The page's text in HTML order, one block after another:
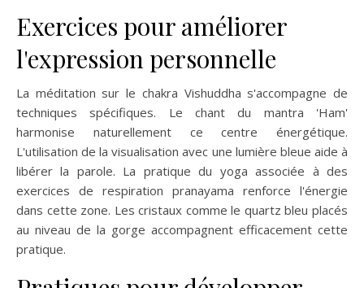
Exercices pour améliorer
l'expression personnelle
La méditation sur le chakra Vishuddha s'accompagne de
techniques spécifiques. Le chant du mantra 'Ham'
harmonise naturellement ce centre énergétique.
L'utilisation de la visualisation avec une lumière bleue aide à
libérer la parole. La pratique du yoga associée à des
exercices de respiration pranayama renforce l'énergie
dans cette zone. Les cristaux comme le quartz bleu placés
au niveau de la gorge accompagnent efficacement cette
pratique.